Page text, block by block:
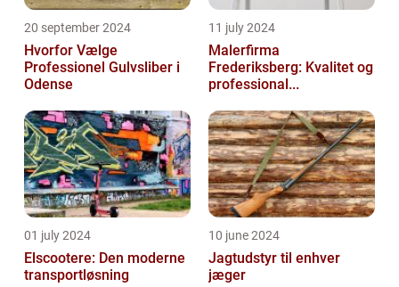
20 september 2024
Hvorfor Vælge
Professionel Gulvsliber i
Odense
11 july 2024
Malerfirma
Frederiksberg: Kvalitet og
professional...
01 july 2024
Elscootere: Den moderne
transportløsning
10 june 2024
Jagtudstyr til enhver
jæger